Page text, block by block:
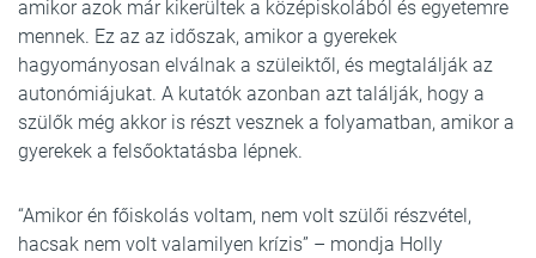
amikor azok már kikerültek a középiskolából és egyetemre
mennek. Ez az az időszak, amikor a gyerekek
hagyományosan elválnak a szüleiktől, és megtalálják az
autonómiájukat. A kutatók azonban azt találják, hogy a
szülők még akkor is részt vesznek a folyamatban, amikor a
gyerekek a felsőoktatásba lépnek.
“Amikor én főiskolás voltam, nem volt szülői részvétel,
hacsak nem volt valamilyen krízis” – mondja Holly